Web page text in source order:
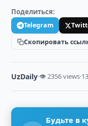
Поделиться:
Telegram
Скопировать
UzDaily·👁 2356 views·
Будьте в